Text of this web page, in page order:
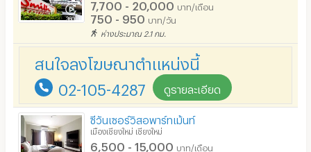
มีระบบรักษาความปลอดภัย (สแกนลายนิ้วมือ)
รปภ.
7,700 - 20,000 บาท/เดือน
750 - 950 บาท/วัน
ห่างประมาณ 2.1 กม.
สนใจลงโฆษณาตำแหน่งนี้
02-105-4287 ดูรายละเอียด
ซีวันเซอร์วิสอพาร์ทเม้นท์
เมืองเชียงใหม่ เชียงใหม่
6,500 - 15,000 บาท/เดือน